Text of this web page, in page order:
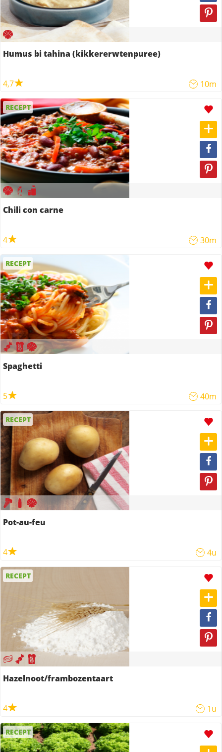
Humus bi tahina (kikkererwtenpuree)
4,7 10m
RECEPT
Chili con carne
4 30m
RECEPT
Spaghetti
5 40m
RECEPT
Pot-au-feu
4 4u
RECEPT
Hazelnoot/frambozentaart
4 1u
RECEPT